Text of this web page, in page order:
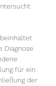
Diagnose
für ein
der